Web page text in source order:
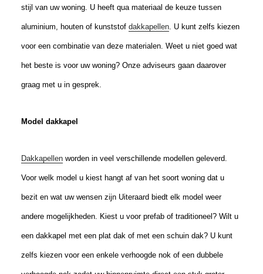
stijl van uw woning. U heeft qua materiaal de keuze tussen
aluminium, houten of kunststof dakkapellen. U kunt zelfs kiezen
voor een combinatie van deze materialen. Weet u niet goed wat
het beste is voor uw woning? Onze adviseurs gaan daarover
graag met u in gesprek.
Model dakkapel
Dakkapellenworden in veel verschillende modellen geleverd.
Voor welk model u kiest hangt af van het soort woning dat u
bezit en wat uw wensen zijn Uiteraard biedt elk model weer
andere mogelijkheden. Kiest u voor prefab of traditioneel? Wilt u
een dakkapel met een plat dak of met een schuin dak? U kunt
zelfs kiezen voor een enkele verhoogde nok of een dubbele